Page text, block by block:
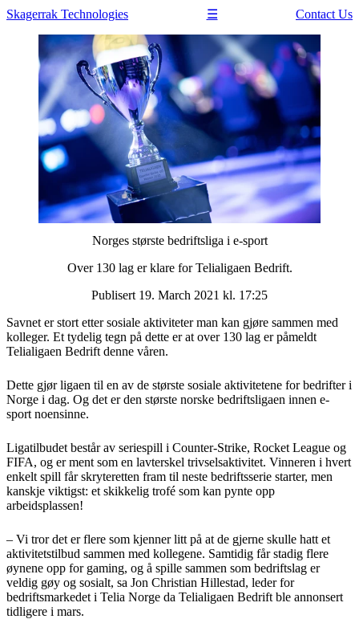
Skagerrak Technologies ☰ Contact Us
Norges største bedriftsliga i e-sport
Over 130 lag er klare for Telialigaen Bedrift.
Publisert 19. March 2021 kl. 17:25
Savnet er stort etter sosiale aktiviteter man kan gjøre sammen med
kolleger. Et tydelig tegn på dette er at over 130 lag er påmeldt
Telialigaen Bedrift denne våren.
Dette gjør ligaen til en av de største sosiale aktivitetene for bedrifter i
Norge i dag. Og det er den største norske bedriftsligaen innen e-
sport noensinne.
Ligatilbudet består av seriespill i Counter-Strike, Rocket League og
FIFA, og er ment som en lavterskel trivselsaktivitet. Vinneren i hvert
enkelt spill får skryteretten fram til neste bedriftsserie starter, men
kanskje viktigst: et skikkelig trofé som kan pynte opp
arbeidsplassen!
– Vi tror det er flere som kjenner litt på at de gjerne skulle hatt et
aktivitetstilbud sammen med kollegene. Samtidig får stadig flere
øynene opp for gaming, og å spille sammen som bedriftslag er
veldig gøy og sosialt, sa Jon Christian Hillestad, leder for
bedriftsmarkedet i Telia Norge da Telialigaen Bedrift ble annonsert
tidligere i mars.